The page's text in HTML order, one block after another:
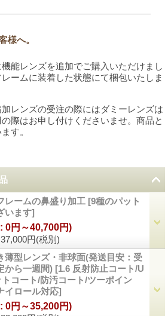
様へ。
能レンズを追加でご購入いただけまし
ームに装着した状態にて梱包いたしま
レンズの受注の際にはダミーレンズは
際はお申し付けくださいませ。商品と
す。
レームの鼻盛り加工 [9種のパット
います]
円(税別)
: 0円～40,700円)
薄型レンズ・非球面(発送目安：受
から一週間) [1.6 反射防止コート/U
コート/防汚コート/ツーポイン
イロール対応]
: 0円～35,200円)